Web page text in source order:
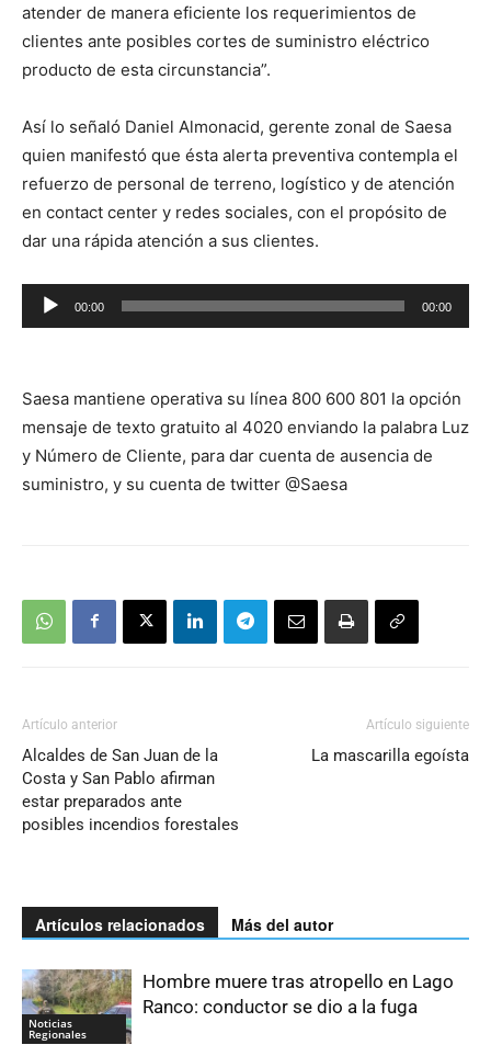
atender de manera eficiente los requerimientos de
clientes ante posibles cortes de suministro eléctrico
producto de esta circunstancia”.
Así lo señaló Daniel Almonacid, gerente zonal de Saesa
quien manifestó que ésta alerta preventiva contempla el
refuerzo de personal de terreno, logístico y de atención
en contact center y redes sociales, con el propósito de
dar una rápida atención a sus clientes.
Reproductor
de
00:00 00:00
Saesa mantiene operativa su línea 800 600 801 la opción
mensaje de texto gratuito al 4020 enviando la palabra Luz
y Número de Cliente, para dar cuenta de ausencia de
suministro, y su cuenta de twitter @Saesa
Artículo anterior
Alcaldes de San Juan de la
Costa y San Pablo afirman
estar preparados ante
posibles incendios forestales
Artículo siguiente
La mascarilla egoísta
Artículos relacionados Más del autor
Noticias
Regionales
Hombre muere tras atropello en Lago
Ranco: conductor se dio a la fuga